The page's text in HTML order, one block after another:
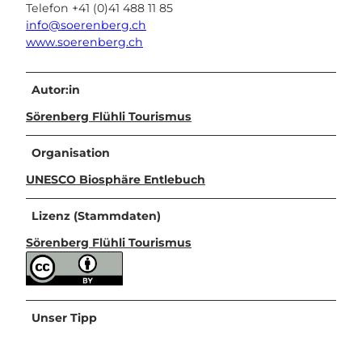
Telefon +41 (0)41 488 11 85
info@soerenberg.ch
www.soerenberg.ch
Autor:in
Sörenberg Flühli Tourismus
Organisation
UNESCO Biosphäre Entlebuch
Lizenz (Stammdaten)
Sörenberg Flühli Tourismus
Unser Tipp